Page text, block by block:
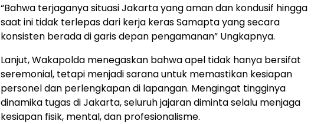
“Bahwa terjaganya situasi Jakarta yang aman dan kondusif hingga
saat ini tidak terlepas dari kerja keras Samapta yang secara
konsisten berada di garis depan pengamanan” Ungkapnya.
Lanjut, Wakapolda menegaskan bahwa apel tidak hanya bersifat
seremonial, tetapi menjadi sarana untuk memastikan kesiapan
personel dan perlengkapan di lapangan. Mengingat tingginya
dinamika tugas di Jakarta, seluruh jajaran diminta selalu menjaga
kesiapan fisik, mental, dan profesionalisme.